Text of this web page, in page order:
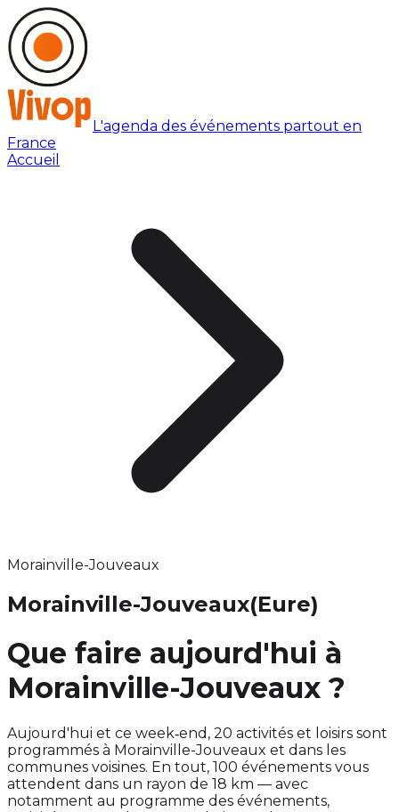
L'agenda des événements partout en
France
Accueil
Morainville-Jouveaux
Morainville-Jouveaux(Eure)
Que faire aujourd'hui à
Morainville-Jouveaux ?
Aujourd'hui et ce week‑end, 20 activités et loisirs sont
programmés à Morainville-Jouveaux et dans les
communes voisines. En tout, 100 événements vous
attendent dans un rayon de 18 km — avec
notamment au programme des événements,